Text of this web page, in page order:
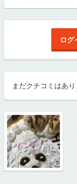
ログ
まだクチコミはあ